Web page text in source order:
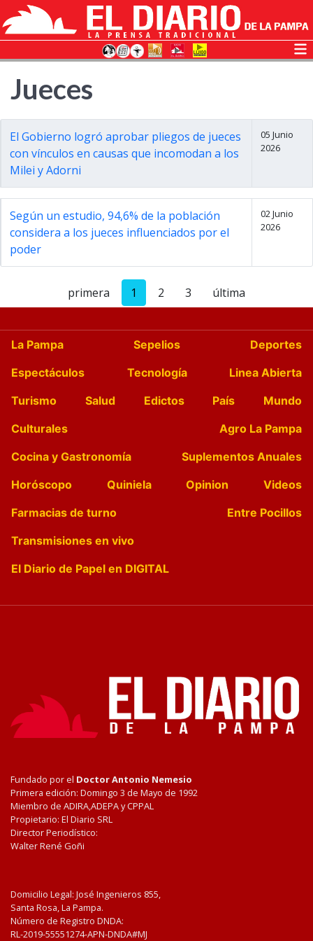
Jueces
El Gobierno logró aprobar pliegos de jueces
con vínculos en causas que incomodan a los
Milei y Adorni
05 Junio
2026
Según un estudio, 94,6% de la población
considera a los jueces influenciados por el
poder
02 Junio
2026
primera 1 2 3 última
La Pampa Sepelios
Deportes
Espectáculos
Tecnología
Linea Abierta
Turismo
Salud Edictos País
Mundo
Culturales
Agro La Pampa
Cocina y Gastronomía
Suplementos Anuales
Horóscopo
Quiniela Opinion
Videos
Farmacias de turno
Entre Pocillos
Transmisiones en vivo
El Diario de Papel en DIGITAL
Fundado por el Doctor Antonio Nemesio
Primera edición: Domingo 3 de Mayo de 1992
Miembro de ADIRA,ADEPA y CPPAL
Propietario: El Diario SRL
Director Periodístico:
Walter René Goñi
Domicilio Legal: José Ingenieros 855,
Santa Rosa, La Pampa.
Número de Registro DNDA:
RL-2019-55551274-APN-DNDA#MJ